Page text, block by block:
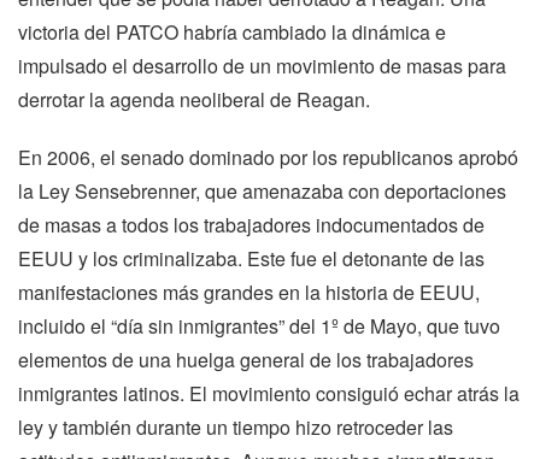
victoria del PATCO habría cambiado la dinámica e
impulsado el desarrollo de un movimiento de masas para
derrotar la agenda neoliberal de Reagan.
En 2006, el senado dominado por los republicanos aprobó
la Ley Sensebrenner, que amenazaba con deportaciones
de masas a todos los trabajadores indocumentados de
EEUU y los criminalizaba. Este fue el detonante de las
manifestaciones más grandes en la historia de EEUU,
incluido el “día sin inmigrantes” del 1º de Mayo, que tuvo
elementos de una huelga general de los trabajadores
inmigrantes latinos. El movimiento consiguió echar atrás la
ley y también durante un tiempo hizo retroceder las